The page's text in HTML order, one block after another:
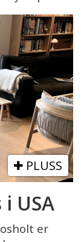
PLUSS
USA
er